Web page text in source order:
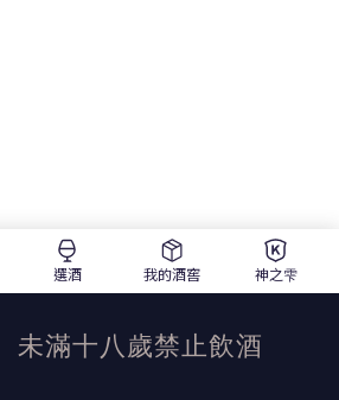
選酒 我的酒窖 神之雫
未滿十八歲禁止飲酒